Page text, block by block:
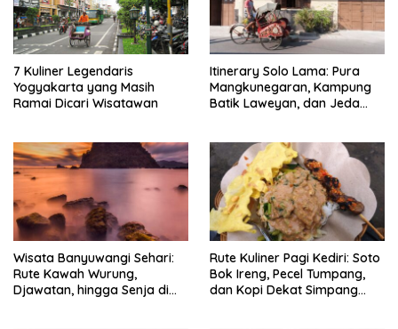
7 Kuliner Legendaris
Yogyakarta yang Masih
Ramai Dicari Wisatawan
Itinerary Solo Lama: Pura
Mangkunegaran, Kampung
Batik Laweyan, dan Jeda
Wisata Banyuwangi Sehari:
Rute Kawah Wurung,
Djawatan, hingga Senja di
Rute Kuliner Pagi Kediri: Soto
Bok Ireng, Pecel Tumpang,
dan Kopi Dekat Simpang